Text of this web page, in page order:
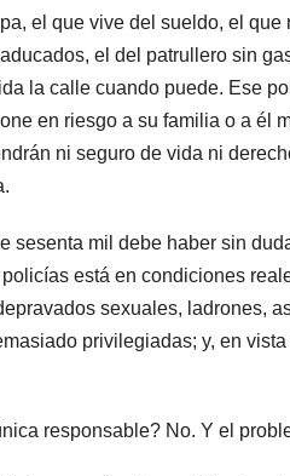
el que vive del sueldo, el
el del patrullero sin
la calle cuando puede. Ese
en riesgo a su familia o a él
ni seguro de vida ni
sesenta mil debe haber sin
está en condiciones
sexuales, ladrones,
privilegiadas; y, en
responsable? No. Y el